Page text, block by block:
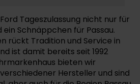
Tageszulassung nicht nur für
ein Schnäppchen für Passau.
rückt Tradition und Service in
ist damit bereits seit 1992
bieten wir
Hersteller und sind